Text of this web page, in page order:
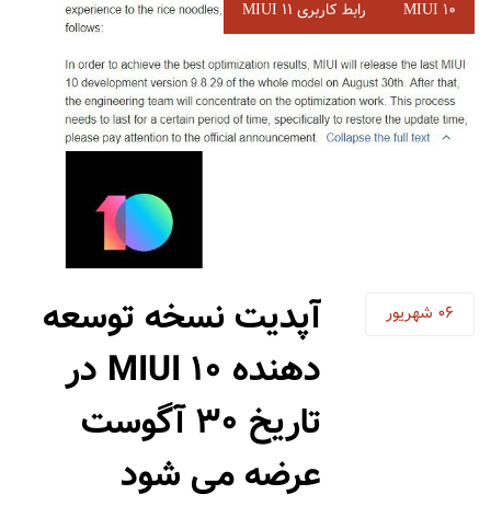
ها
MIUI 10 رابط کاربری MIUI 11
06 شهریور
آپدیت نسخه توسعه
دهنده MIUI 10 در
تاریخ 30 آگوست
عرضه می شود